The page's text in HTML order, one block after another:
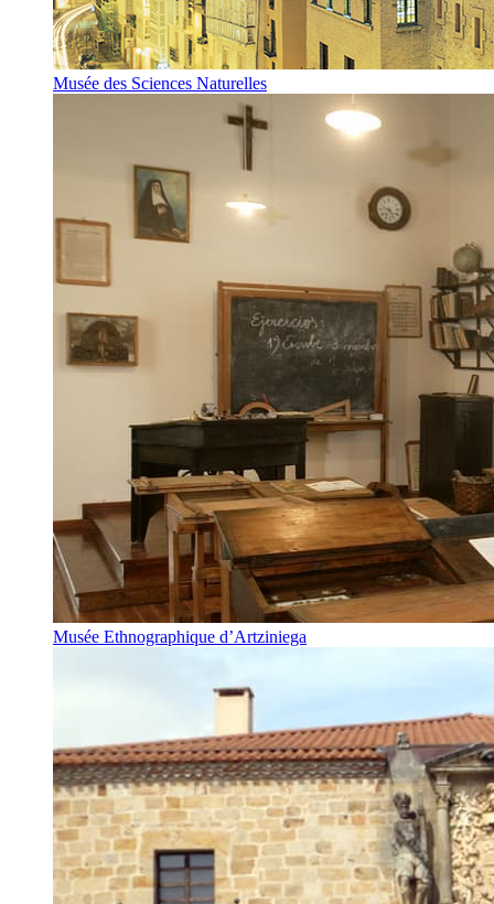
Musée des Sciences Naturelles
Musée Ethnographique d’Artziniega